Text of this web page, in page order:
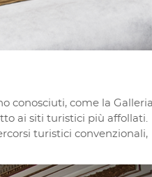
conosciuti, come la Galleria
ai siti turistici più affollati.
turistici convenzionali,